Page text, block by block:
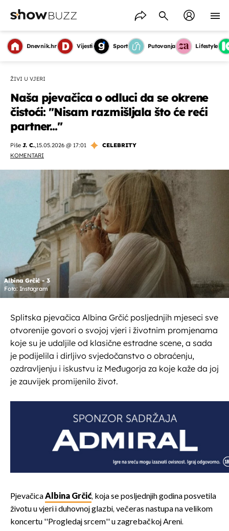
Dnevnik.hr Vijesti Sport Putovanja Lifestyle
ŽIVI U VJERI
Naša pjevačica o odluci da se okrene
čistoći: ''Nisam razmišljala što će reći
partner...''
Piše J. C.,15.05.2026 @ 17:01
CELEBRITY
KOMENTARI
Albina Grčić - 3
Foto: Instagram
Splitska pjevačica Albina Grčić posljednjih mjeseci sve
otvorenije govori o svojoj vjeri i životnim promjenama
koje su je udaljile od klasične estradne scene, a sada
je podijelila i dirljivo svjedočanstvo o obraćenju,
ozdravljenju i iskustvu iz Međugorja za koje kaže da joj
je zauvijek promijenilo život.
PjevačicaAlbina Grčić, koja se posljednjih godina posvetila
životu u vjeri i duhovnoj glazbi, večeras nastupa na velikom
koncertu ''Progledaj srcem'' u zagrebačkoj Areni.
OMOGUĆI OBAVIJESTI